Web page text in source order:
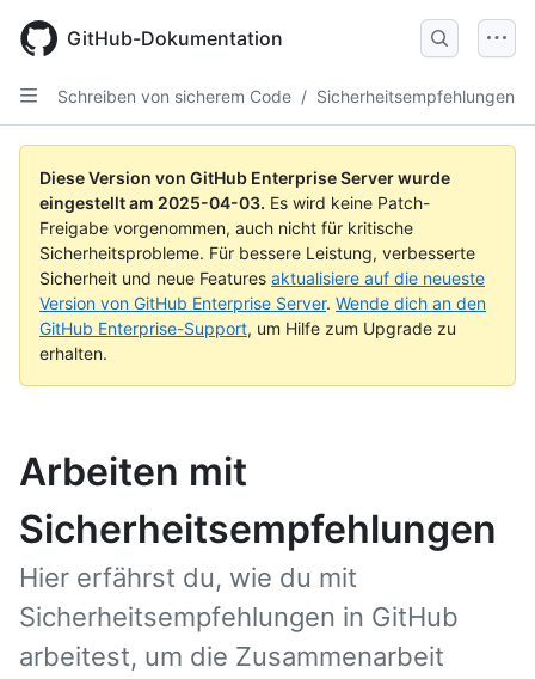
main
content
GitHub-Dokumentation
Schreiben von sicherem Code / Sicherheitsempfehlungen
Diese Version von GitHub Enterprise Server wurde
eingestellt am 2025-04-03. Es wird keine Patch-
Freigabe vorgenommen, auch nicht für kritische
Sicherheitsprobleme. Für bessere Leistung, verbesserte
Sicherheit und neue Features aktualisiere auf die neueste
Version von GitHub Enterprise Server. Wende dich an den
GitHub Enterprise-Support, um Hilfe zum Upgrade zu
erhalten.
Arbeiten mit
Sicherheitsempfehlungen
Hier erfährst du, wie du mit
Sicherheitsempfehlungen in GitHub
arbeitest, um die Zusammenarbeit